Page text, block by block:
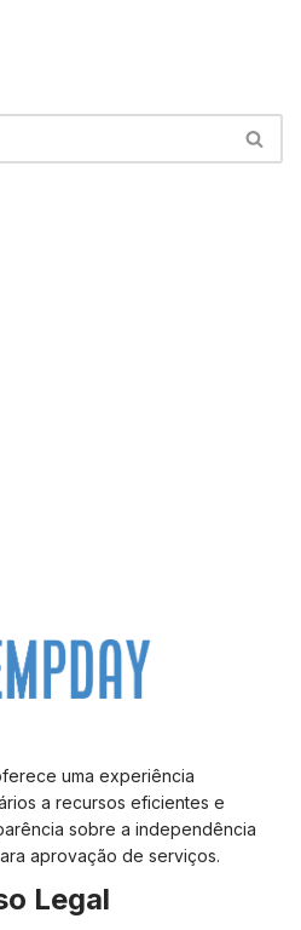
uma experiência
a recursos eficientes e
sobre a independência
aprovação de serviços.
Legal